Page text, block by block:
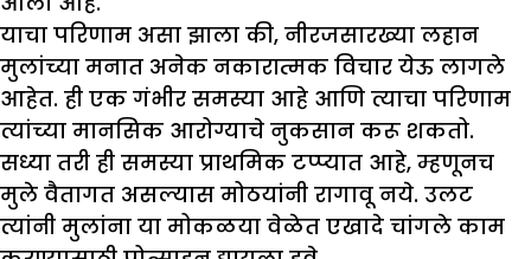
याचा परिणाम असा झाला की, नीरजसारख्या लहान
मुलांच्या मनात अनेक नकारात्मक विचार येऊ लागले
आहेत. ही एक गंभीर समस्या आहे आणि त्याचा परिणाम
त्यांच्या मानसिक आरोग्याचे नुकसान करू शकतो.
सध्या तरी ही समस्या प्राथमिक टप्प्यात आहे, म्हणूनच
मुले वैतागत असल्यास मोठयांनी रागावू नये. उलट
त्यांनी मुलांना या मोकळया वेळेत एखादे चांगले काम